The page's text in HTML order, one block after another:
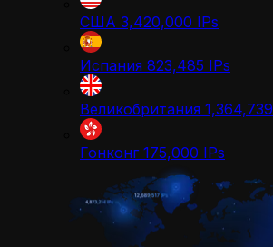
США 3,420,000 IPs
Испания 823,485 IPs
Великобритания 1,364,739
Гонконг 175,000 IPs